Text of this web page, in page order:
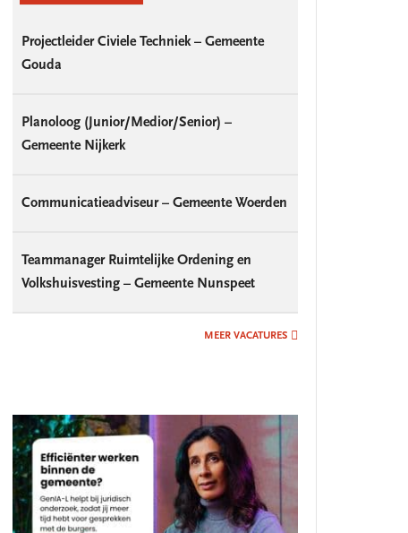
Projectleider Civiele Techniek – Gemeente
Gouda
Planoloog (Junior/Medior/Senior) –
Gemeente Nijkerk
Communicatieadviseur – Gemeente Woerden
Teammanager Ruimtelijke Ordening en
Volkshuisvesting – Gemeente Nunspeet
MEER VACATURES